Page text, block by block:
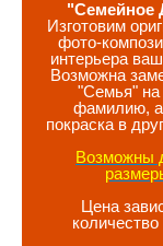
"Семейное
Изготовим
фото-
интерьера
Возможна
"Семья"
фамилию, а
покраска в
Возможны
Цена